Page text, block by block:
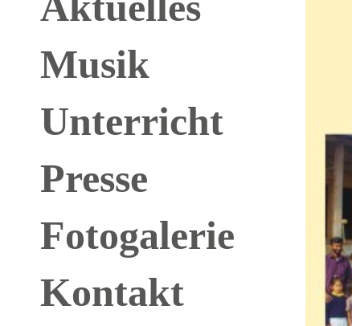
Musik
Unterricht
Presse
Fotogalerie
Kontakt